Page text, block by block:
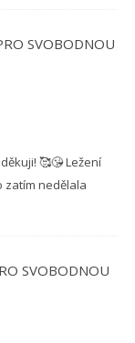
SVOBODNOU
🥰😘 Ležení
zatím nedělala
SVOBODNOU